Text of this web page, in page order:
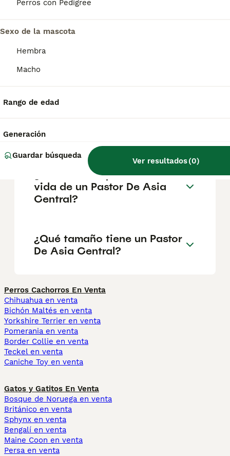
Perros con Pedigree
Sexo de la mascota
Hembra
Macho
Rango de edad
Generación
Guardar búsqueda
Ver resultados(0)
¿Cómo es el carácter de
Pastor De Asia Central?
Pastor De Asia Central?
¿Cuál es la esperanza de
vida de un Pastor De Asia
Central?
¿Qué tamaño tiene un Pastor
De Asia Central?
Perros Cachorros En Venta
Chihuahua en venta
Bichón Maltés en venta
Yorkshire Terrier en venta
Pomerania en venta
Border Collie en venta
Teckel en venta
Caniche Toy en venta
Gatos y Gatitos En Venta
Bosque de Noruega en venta
Británico en venta
Sphynx en venta
Bengalí en venta
Maine Coon en venta
Persa en venta